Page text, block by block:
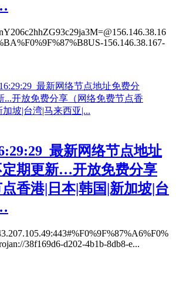
156.146.38.167-
最新网络节点地址
期更新…开放免费分享
点香港|日本|韩国|新加坡|台
38f169d6-d202-4b1b-8db8-e...